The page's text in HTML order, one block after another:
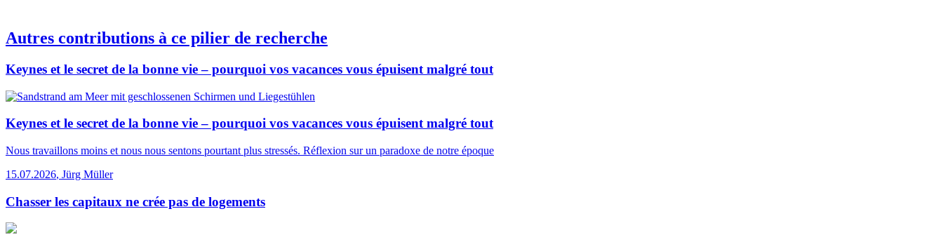
Autres contributions à ce pilier de recherche
Keynes et le secret de la bonne vie – pourquoi vos vacances vous épuisent malgré tout
Keynes et le secret de la bonne vie – pourquoi vos vacances vous épuisent malgré tout
Nous travaillons moins et nous nous sentons pourtant plus stressés. Réflexion sur un paradoxe de notre époque
15.07.2026, Jürg Müller
Chasser les capitaux ne crée pas de logements